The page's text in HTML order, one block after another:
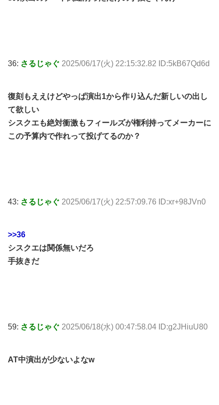
36: さるじゃぐ 2025/06/17(火) 22:15:32.82 ID:5kB67Qd6d
復刻もええけどやっぱ演出1から作り込んだ新しいの出し
て欲しい
シスクエも絶対衝激もフィールズが権利持ってメーカーに
この予算内で作れって投げてるのか？
43: さるじゃぐ 2025/06/17(火) 22:57:09.76 ID:xr+98JVn0
>>36
シスクエは関係無いだろ
手抜きだ
59: さるじゃぐ 2025/06/18(水) 00:47:58.04 ID:g2JHiuU80
AT中演出が少ないよなw